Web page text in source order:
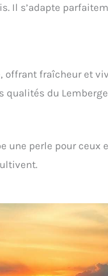
Il s’adapte
offrant fraîcheur et
qualités du
une perle pour ceux